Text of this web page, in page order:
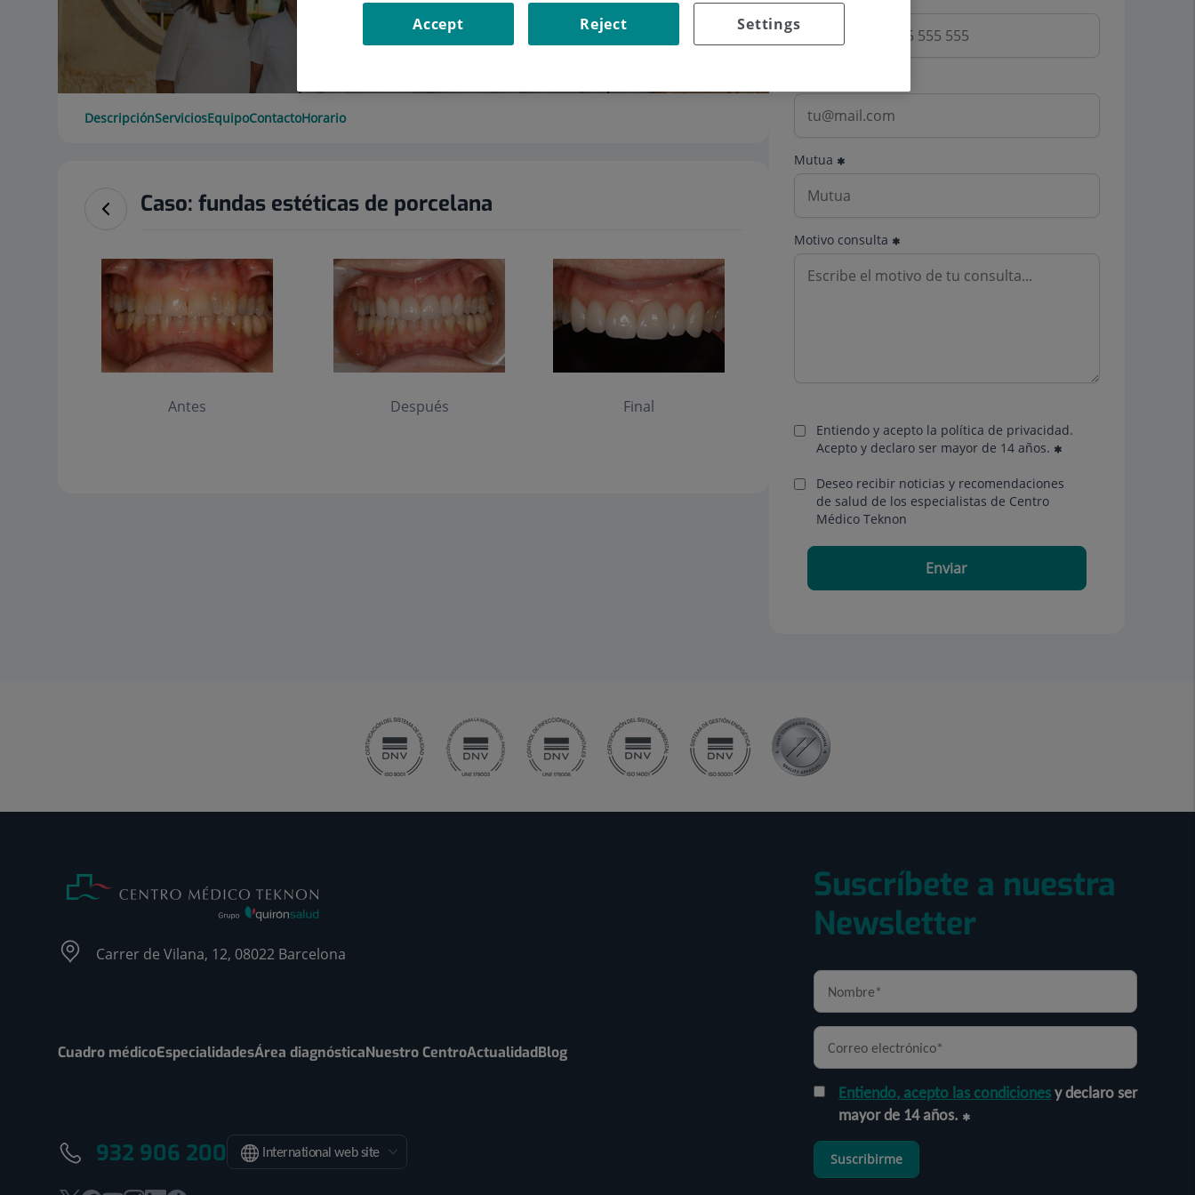
DescripciónServiciosEquipoContactoHorario
Caso: fundas estéticas de porcelana
Antes Después Final
Mutua
Motivo consulta
Entiendo y acepto la política de privacidad.
Acepto y declaro ser mayor de 14 años.
Deseo recibir noticias y recomendaciones
de salud de los especialistas de Centro
Médico Teknon
Enviar
Carrer de Vilana, 12, 08022 Barcelona
Cuadro médicoEspecialidadesÁrea diagnósticaNuestro CentroActualidadBlog
932 906 200 International web site
Suscríbete a nuestra
Newsletter
Entiendo, acepto las condicionesy declaro ser
mayor de 14 años.
Suscribirme
Settings
Reject
Accept